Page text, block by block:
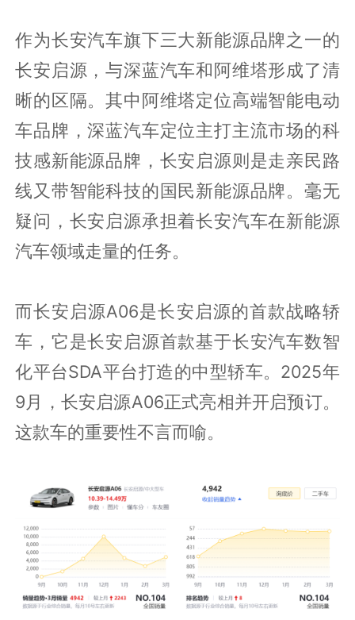
作为长安汽车旗下三大新能源品牌之一的
长安启源，与深蓝汽车和阿维塔形成了清
晰的区隔。其中阿维塔定位高端智能电动
车品牌，深蓝汽车定位主打主流市场的科
技感新能源品牌，长安启源则是走亲民路
线又带智能科技的国民新能源品牌。毫无
疑问，长安启源承担着长安汽车在新能源
汽车领域走量的任务。
而长安启源A06是长安启源的首款战略轿
车，它是长安启源首款基于长安汽车数智
化平台SDA平台打造的中型轿车。2025年
9月，长安启源A06正式亮相并开启预订。
这款车的重要性不言而喻。